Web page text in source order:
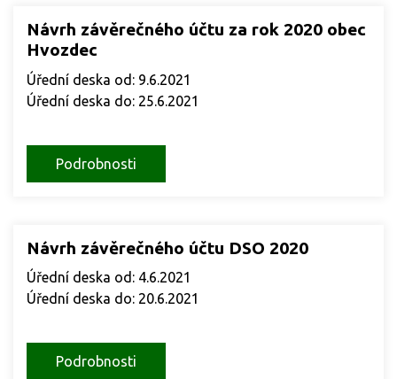
Návrh závěrečného účtu za rok 2020 obec
Hvozdec
Úřední deska od: 9.6.2021
Úřední deska do: 25.6.2021
Podrobnosti
Návrh závěrečného účtu DSO 2020
Úřední deska od: 4.6.2021
Úřední deska do: 20.6.2021
Podrobnosti